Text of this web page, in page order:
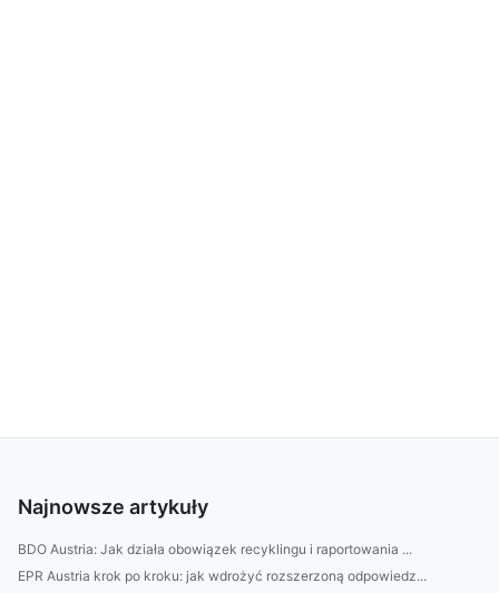
Najnowsze artykuły
BDO Austria: Jak działa obowiązek recyklingu i raportowania ...
EPR Austria krok po kroku: jak wdrożyć rozszerzoną odpowiedz...